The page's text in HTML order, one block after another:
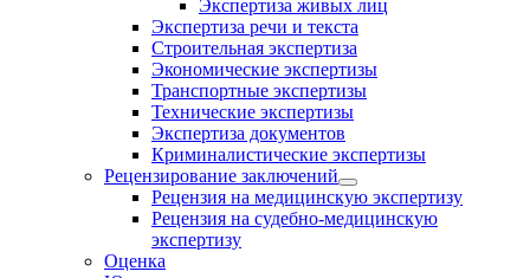
Экспертиза живых лиц
Экспертиза речи и текста
Строительная экспертиза
Экономические экспертизы
Транспортные экспертизы
Технические экспертизы
Экспертиза документов
Криминалистические экспертизы
Рецензирование заключений
Рецензия на медицинскую экспертизу
Рецензия на судебно-медицинскую
экспертизу
Оценка